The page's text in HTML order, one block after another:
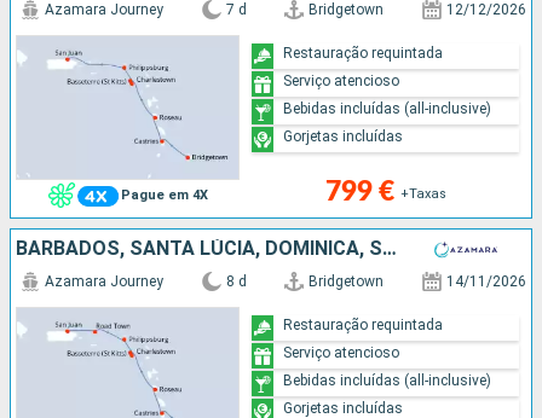
Pague em 4X
Azamara Journey 7 d Bridgetown 12/12/2026
799 € +Taxas
Restauração requintada
Serviço atencioso
Bebidas incluídas (all-inclusive)
Gorjetas incluídas
BARBADOS, SANTA LÚCIA, DOMINICA, SÃO MARTINHO, TORTOLA, PORTO RICO
Azamara Journey 8 d Bridgetown 14/11/2026
Restauração requintada
Serviço atencioso
Bebidas incluídas (all-inclusive)
Gorjetas incluídas